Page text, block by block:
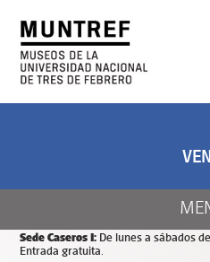
Días y horarios de apertura de
De
Sede Caseros I: De lunes a sábados
Entrada gratuita.
CENTER OF ART
AND NATURE
ART AND SCIENCE